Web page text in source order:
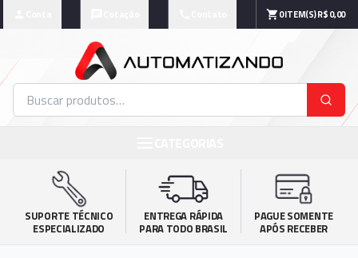
0ITEM(S)R$ 0,00
SUPORTE TÉCNICO
ESPECIALIZADO
ENTREGA RÁPIDA
PARA TODO BRASIL
PAGUE SOMENTE
APÓS RECEBER